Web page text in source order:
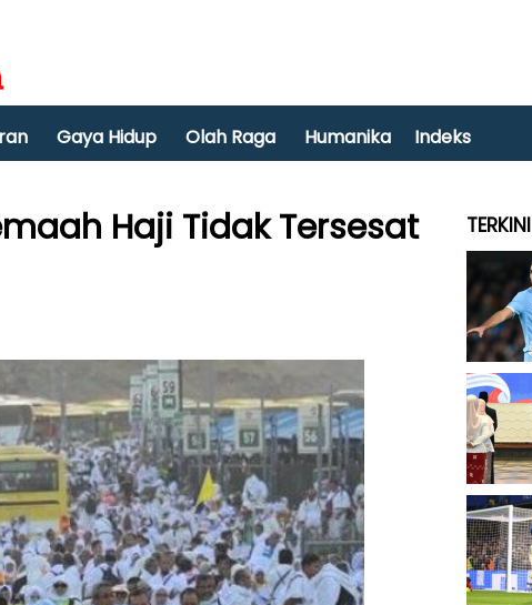
Gaya Hidup Olah Raga Humanika Indeks
Haji Tidak Tersesat
TERKINI